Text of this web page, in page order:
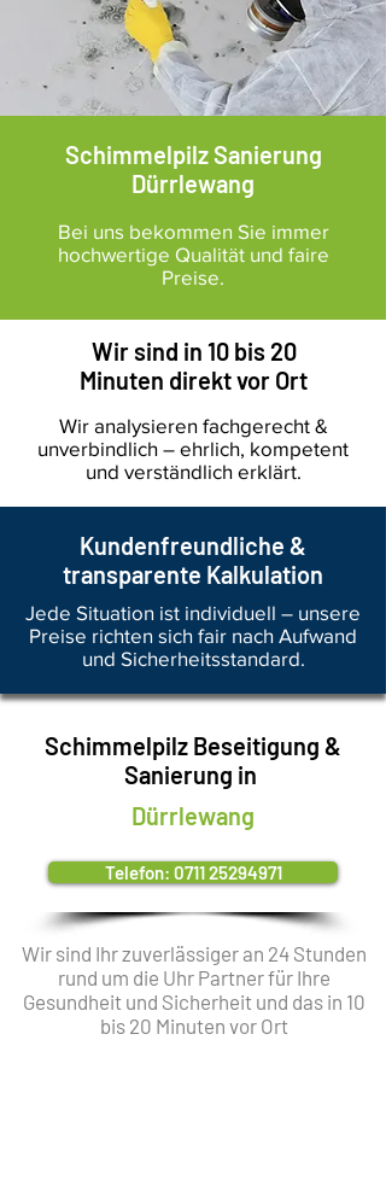
Schimmelpilz Sanierung
Dürrlewang
Bei uns bekommen Sie immer
hochwertige Qualität und faire
Preise.
Wir sind in 10 bis 20
Minuten direkt vor Ort
Wir analysieren fachgerecht &
unverbindlich – ehrlich, kompetent
und verständlich erklärt.
Kundenfreundliche &
transparente Kalkulation
Jede Situation ist individuell – unsere
Preise richten sich fair nach Aufwand
und Sicherheitsstandard.
Schimmelpilz Beseitigung &
Sanierung in
Dürrlewang
Telefon: 0711 25294971
Wir sind Ihr zuverlässiger an 24 Stunden
rund um die Uhr Partner für Ihre
Gesundheit und Sicherheit und das in 10
bis 20 Minuten vor Ort